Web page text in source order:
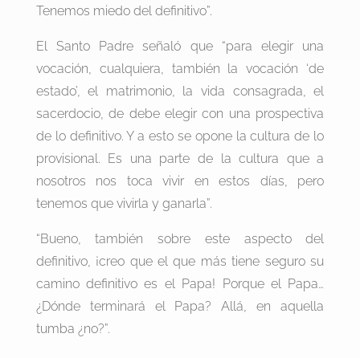
Tenemos miedo del definitivo”.
El Santo Padre señaló que “para elegir una
vocación, cualquiera, también la vocación ‘de
estado’, el matrimonio, la vida consagrada, el
sacerdocio, de debe elegir con una prospectiva
de lo definitivo. Y a esto se opone la cultura de lo
provisional. Es una parte de la cultura que a
nosotros nos toca vivir en estos días, pero
tenemos que vivirla y ganarla”.
“Bueno, también sobre este aspecto del
definitivo, ¡creo que el que más tiene seguro su
camino definitivo es el Papa! Porque el Papa…
¿Dónde terminará el Papa? Allá, en aquella
tumba ¿no?”.